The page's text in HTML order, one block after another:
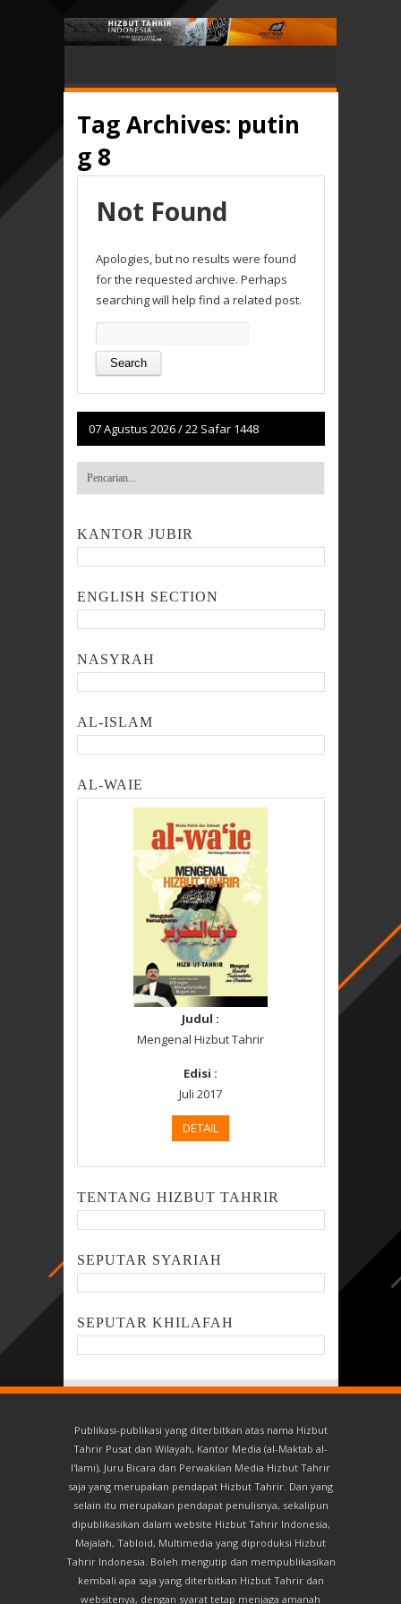
Tag Archives: putin
g 8
Not Found
Apologies, but no results were found
for the requested archive. Perhaps
searching will help find a related post.
for:
07 Agustus 2026/22 Safar 1448
KANTOR JUBIR
ENGLISH SECTION
NASYRAH
AL-ISLAM
AL-WAIE
Judul :
Mengenal Hizbut Tahrir
Edisi :
Juli 2017
DETAIL
TENTANG HIZBUT TAHRIR
SEPUTAR SYARIAH
SEPUTAR KHILAFAH
Publikasi-publikasi yang diterbitkan atas nama Hizbut
Tahrir Pusat dan Wilayah, Kantor Media (al-Maktab al-
I'lami), Juru Bicara dan Perwakilan Media Hizbut Tahrir
saja yang merupakan pendapat Hizbut Tahrir. Dan yang
selain itu merupakan pendapat penulisnya, sekalipun
dipublikasikan dalam website Hizbut Tahrir Indonesia,
Majalah, Tabloid, Multimedia yang diproduksi Hizbut
Tahrir Indonesia. Boleh mengutip dan mempublikasikan
kembali apa saja yang diterbitkan Hizbut Tahrir dan
websitenya, dengan syarat tetap menjaga amanah